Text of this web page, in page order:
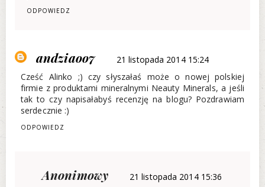
ODPOWIEDZ
andziaoo7
21 listopada 2014 15:24
Cześć Alinko ;) czy słyszałaś może o nowej polskiej
firmie z produktami mineralnymi Neauty Minerals, a jeśli
tak to czy napisałabyś recenzję na blogu? Pozdrawiam
serdecznie :)
ODPOWIEDZ
Anonimowy
21 listopada 2014 15:36